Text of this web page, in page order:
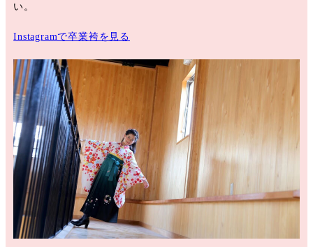
い。
Instagramで卒業袴を見る